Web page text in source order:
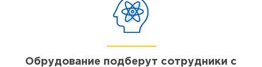
Обрудование подберут сотрудники с